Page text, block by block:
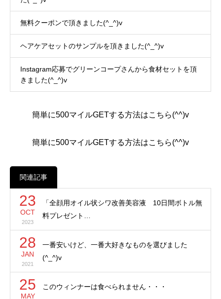
無料クーポンで頂きました(^_^)v
ヘアケアセットのサンプルを頂きました(^_^)v
Instagram応募でグリーンコープさんから食材セットを頂
きました(^_^)v
簡単に500マイルGETする方法はこちら(^^)v
簡単に500マイルGETする方法はこちら(^^)v
関連記事
23
OCT
2023
「全顔用オイル状シワ改善美容液 10日間ボトル無
料プレゼント…
28
JAN
2021
一番安いけど、一番大好きなものを選びました
(^_^)v
25
MAY
このウィンナーは食べられません・・・